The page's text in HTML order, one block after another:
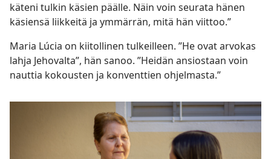
käteni tulkin käsien päälle. Näin voin seurata hänen
käsiensä liikkeitä ja ymmärrän, mitä hän viittoo.”
Maria Lúcia on kiitollinen tulkeilleen. ”He ovat arvokas
lahja Jehovalta”, hän sanoo. ”Heidän ansiostaan voin
nauttia kokousten ja konventtien ohjelmasta.”